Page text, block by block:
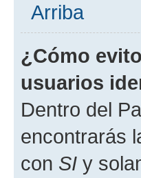
Arriba
¿Cómo
usuarios
Dentro del
encontrarás
con SI y